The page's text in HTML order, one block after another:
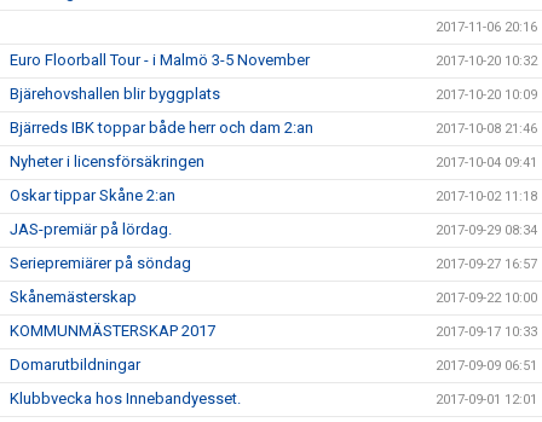
2017-11-06 20:16
Euro Floorball Tour - i Malmö 3-5 November 2017-10-20 10:32
Bjärehovshallen blir byggplats 2017-10-20 10:09
Bjärreds IBK toppar både herr och dam 2:an 2017-10-08 21:46
Nyheter i licensförsäkringen 2017-10-04 09:41
Oskar tippar Skåne 2:an 2017-10-02 11:18
JAS-premiär på lördag. 2017-09-29 08:34
Seriepremiärer på söndag 2017-09-27 16:57
Skånemästerskap 2017-09-22 10:00
KOMMUNMÄSTERSKAP 2017 2017-09-17 10:33
Domarutbildningar 2017-09-09 06:51
Klubbvecka hos Innebandyesset. 2017-09-01 12:01